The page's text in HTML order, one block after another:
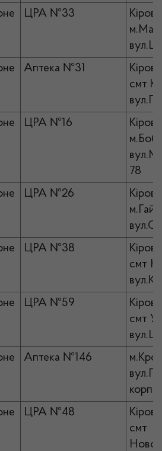
ЦРА №33
Аптека №31
смт
ЦРА №16
78
ЦРА №26
ЦРА №38
смт
ЦРА №59
смт
Аптека №146
ЦРА №48
смт